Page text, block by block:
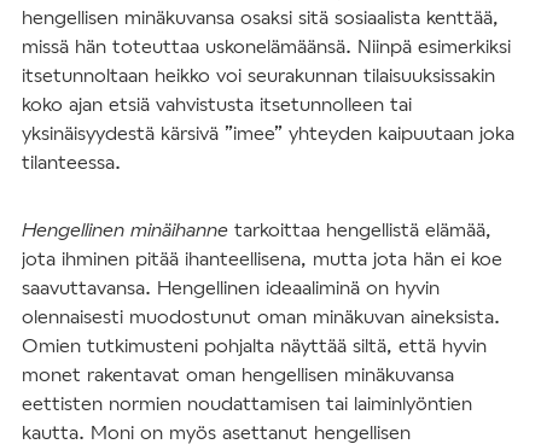
hengellisen minäkuvansa osaksi sitä sosiaalista kenttää,
missä hän toteuttaa uskonelämäänsä. Niinpä esimerkiksi
itsetunnoltaan heikko voi seurakunnan tilaisuuksissakin
koko ajan etsiä vahvistusta itsetunnolleen tai
yksinäisyydestä kärsivä ”imee” yhteyden kaipuutaan joka
tilanteessa.
Hengellinen minäihanne tarkoittaa hengellistä elämää,
jota ihminen pitää ihanteellisena, mutta jota hän ei koe
saavuttavansa. Hengellinen ideaaliminä on hyvin
olennaisesti muodostunut oman minäkuvan aineksista.
Omien tutkimusteni pohjalta näyttää siltä, että hyvin
monet rakentavat oman hengellisen minäkuvansa
eettisten normien noudattamisen tai laiminlyöntien
kautta. Moni on myös asettanut hengellisen